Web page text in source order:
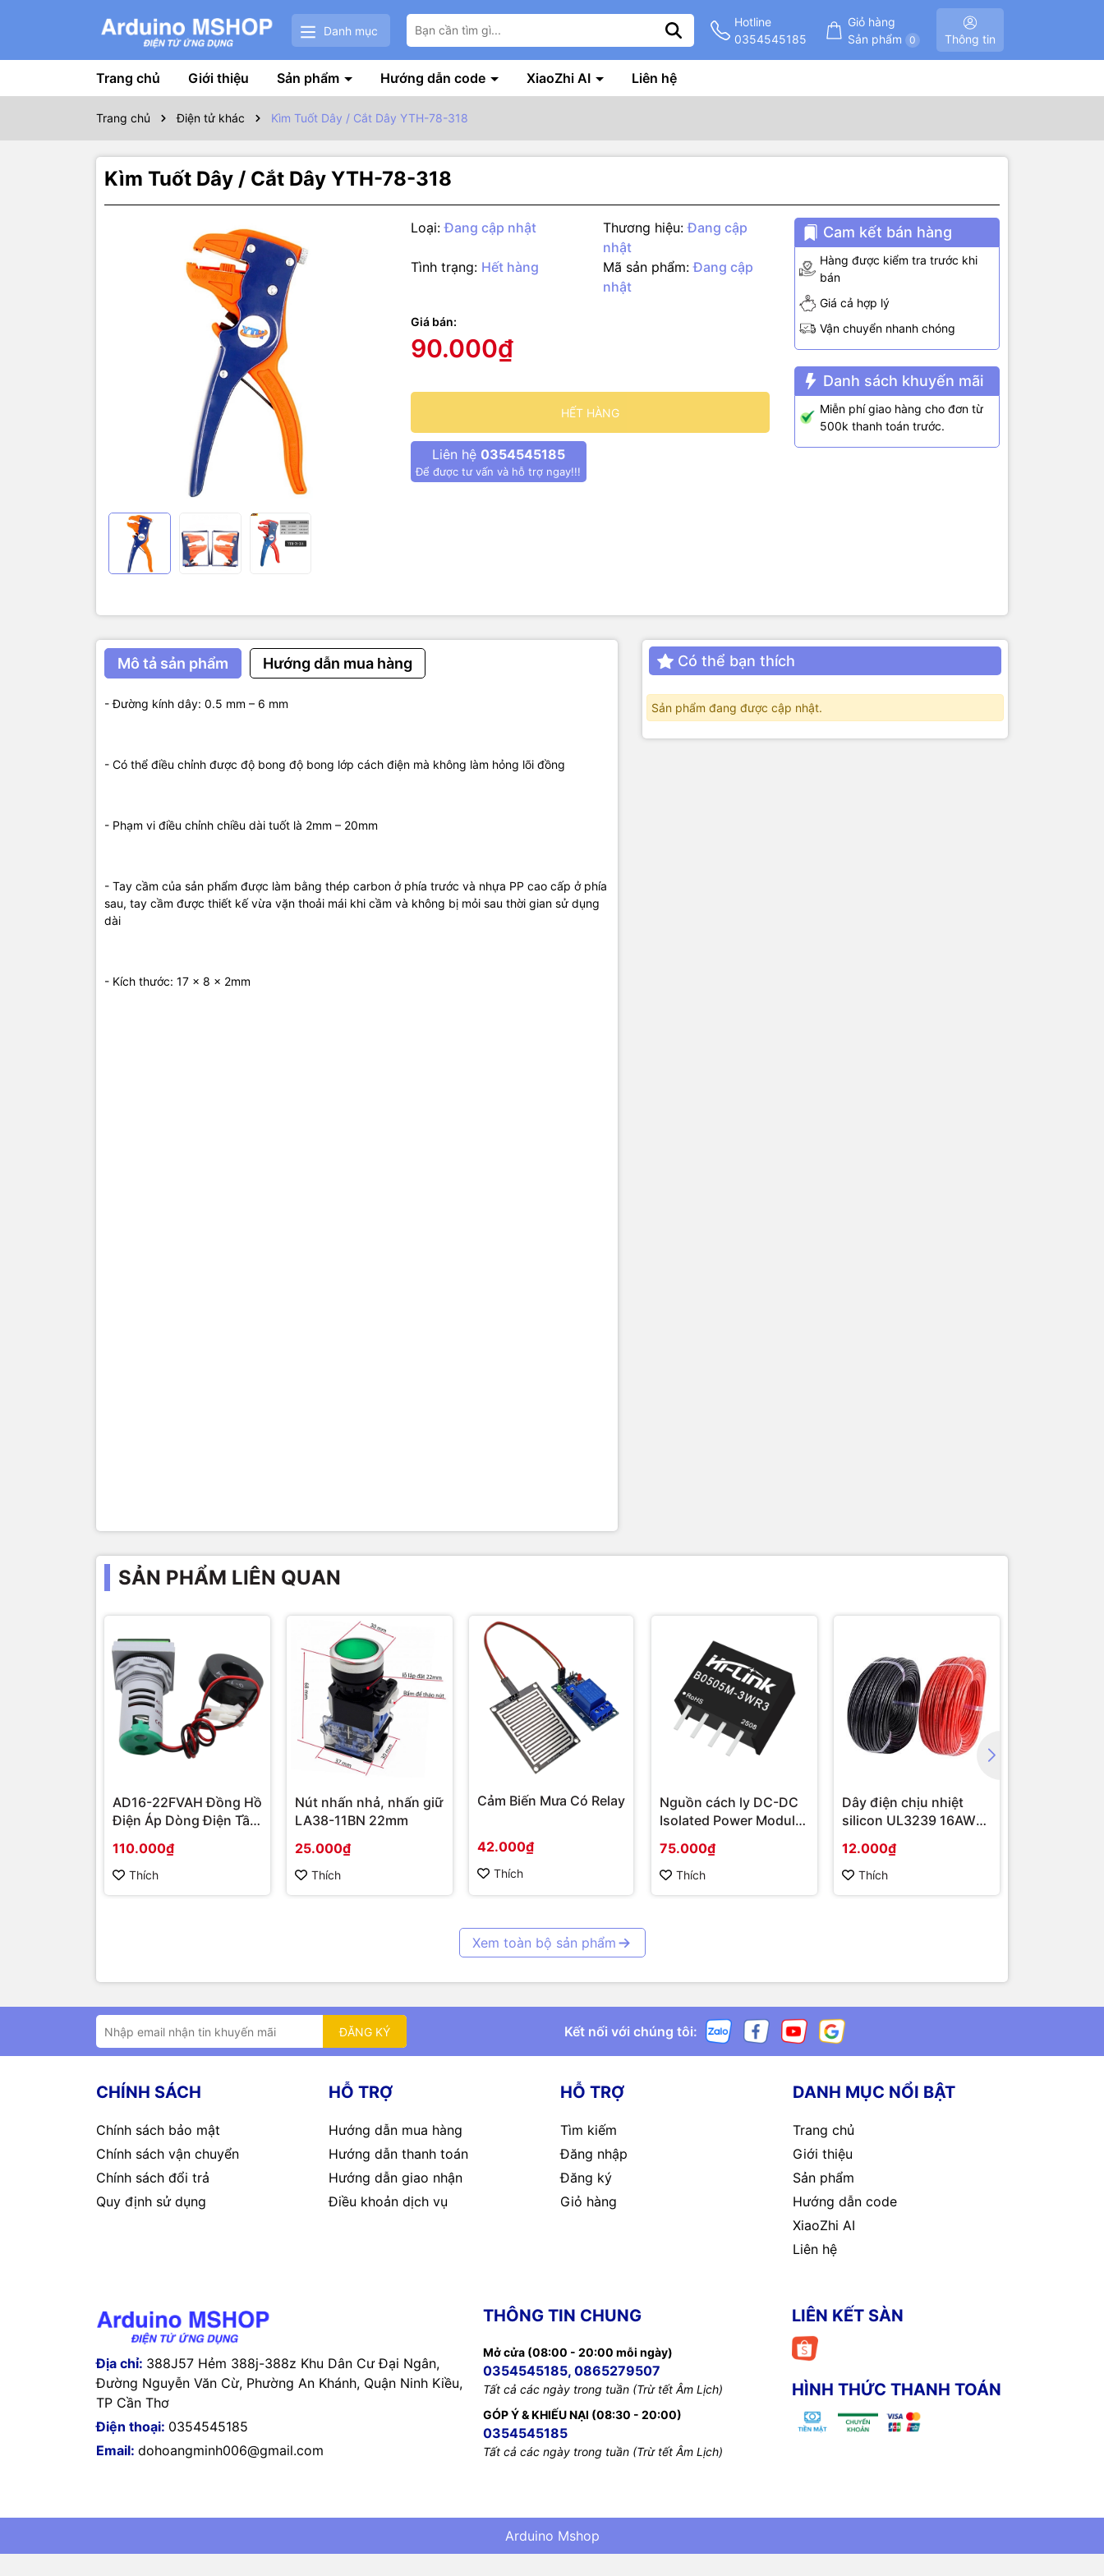
Danh mục
Hotline
0354545185
Giỏ hàng
Sản phẩm
0 Thông tin
Trang chủ Giới thiệu Sản phẩm Hướng dẫn code XiaoZhi AI Liên hệ
Trang chủ Điện tử khác Kìm Tuốt Dây / Cắt Dây YTH-78-318
Kìm Tuốt Dây / Cắt Dây YTH-78-318
Loại: Đang cập nhật Thương hiệu: Đang cập
nhật
Tình trạng: Hết hàng Mã sản phẩm: Đang cập
nhật
Giá bán:
90.000₫
HẾT HÀNG
Liên hệ 0354545185
Để được tư vấn và hỗ trợ ngay!!!
Cam kết bán hàng
Hàng được kiểm tra trước khi
bán
Giá cả hợp lý
Vận chuyển nhanh chóng
Danh sách khuyến mãi
Miễn phí giao hàng cho đơn từ
500k thanh toán trước.
Mô tả sản phẩm Hướng dẫn mua hàng
- Đường kính dây: 0.5 mm – 6 mm
- Có thể điều chỉnh được độ bong độ bong lớp cách điện mà không làm hỏng lõi đồng
- Phạm vi điều chỉnh chiều dài tuốt là 2mm – 20mm
- Tay cầm của sản phẩm được làm bằng thép carbon ở phía trước và nhựa PP cao cấp ở phía
sau, tay cầm được thiết kế vừa vặn thoải mái khi cầm và không bị mỏi sau thời gian sử dụng
dài
- Kích thước: 17 x 8 x 2mm
Có thể bạn thích
Sản phẩm đang được cập nhật.
SẢN PHẨM LIÊN QUAN
AD16-22FVAH Đồng Hồ
Điện Áp Dòng Điện Tần
110.000₫
Thích
Nút nhấn nhả, nhấn giữ
LA38-11BN 22mm
25.000₫
Thích
Cảm Biến Mưa Có Relay
42.000₫
Thích
Nguồn cách ly DC-DC
Isolated Power Module
75.000₫
Thích
Dây điện chịu nhiệt
silicon UL3239 16AWG
12.000₫
Thích
Xem toàn bộ sản phẩm
- Đường kính dây: 0.5 mm – 6 mm
- Phạm vi điều chỉnh chiều dài tuốt là 2mm – 20mm
phía sau, tay cầm được thiết kế vừa vặn thoải mái khi cầm và không bị mỏi sau thời gian sử
dụng dài
ĐĂNG KÝ Kết nối với chúng tôi:
CHÍNH SÁCH
Chính sách bảo mật
Chính sách vận chuyển
Chính sách đổi trả
Quy định sử dụng
HỖ TRỢ
Hướng dẫn mua hàng
Hướng dẫn thanh toán
Hướng dẫn giao nhận
Điều khoản dịch vụ
HỖ TRỢ
Tìm kiếm
Đăng nhập
Đăng ký
Giỏ hàng
DANH MỤC NỔI BẬT
Trang chủ
Giới thiệu
Sản phẩm
Hướng dẫn code
XiaoZhi AI
Liên hệ
Địa chỉ: 388J57 Hẻm 388j-388z Khu Dân Cư Đại Ngân,
Đường Nguyễn Văn Cừ, Phường An Khánh, Quận Ninh Kiều,
TP Cần Thơ
Điện thoại: 0354545185
Email: dohoangminh006@gmail.com
THÔNG TIN CHUNG
Mở cửa (08:00 - 20:00 mỗi ngày)
0354545185, 0865279507
Tất cả các ngày trong tuần (Trừ tết Âm Lịch)
GÓP Ý & KHIẾU NẠI (08:30 - 20:00)
0354545185
Tất cả các ngày trong tuần (Trừ tết Âm Lịch)
LIÊN KẾT SÀN
HÌNH THỨC THANH TOÁN
Arduino Mshop